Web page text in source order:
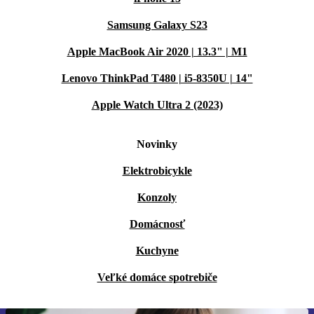
Samsung Galaxy S23
Apple MacBook Air 2020 | 13.3" | M1
Lenovo ThinkPad T480 | i5-8350U | 14"
Apple Watch Ultra 2 (2023)
Novinky
Elektrobicykle
Konzoly
Domácnosť
Kuchyne
Veľké domáce spotrebiče